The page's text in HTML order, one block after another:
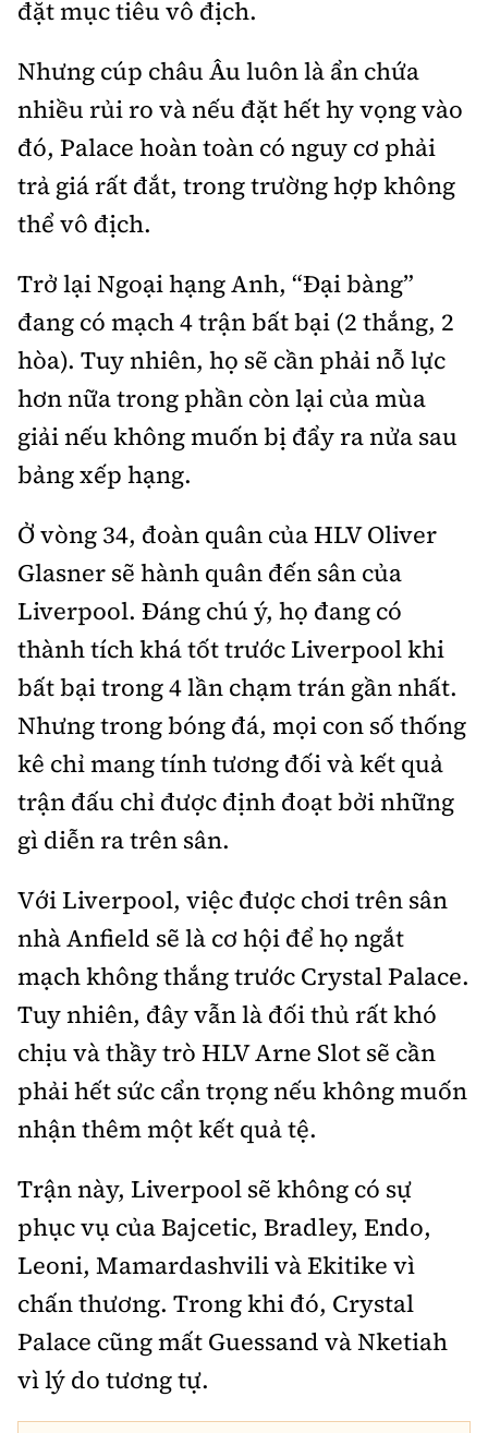
đặt mục tiêu vô địch.
Nhưng cúp châu Âu luôn là ẩn chứa
nhiều rủi ro và nếu đặt hết hy vọng vào
đó, Palace hoàn toàn có nguy cơ phải
trả giá rất đắt, trong trường hợp không
thể vô địch.
Trở lại Ngoại hạng Anh, “Đại bàng”
đang có mạch 4 trận bất bại (2 thắng, 2
hòa). Tuy nhiên, họ sẽ cần phải nỗ lực
hơn nữa trong phần còn lại của mùa
giải nếu không muốn bị đẩy ra nửa sau
bảng xếp hạng.
Ở vòng 34, đoàn quân của HLV Oliver
Glasner sẽ hành quân đến sân của
Liverpool. Đáng chú ý, họ đang có
thành tích khá tốt trước Liverpool khi
bất bại trong 4 lần chạm trán gần nhất.
Nhưng trong bóng đá, mọi con số thống
kê chỉ mang tính tương đối và kết quả
trận đấu chỉ được định đoạt bởi những
gì diễn ra trên sân.
Với Liverpool, việc được chơi trên sân
nhà Anfield sẽ là cơ hội để họ ngắt
mạch không thắng trước Crystal Palace.
Tuy nhiên, đây vẫn là đối thủ rất khó
chịu và thầy trò HLV Arne Slot sẽ cần
phải hết sức cẩn trọng nếu không muốn
nhận thêm một kết quả tệ.
Trận này, Liverpool sẽ không có sự
phục vụ của Bajcetic, Bradley, Endo,
Leoni, Mamardashvili và Ekitike vì
chấn thương. Trong khi đó, Crystal
Palace cũng mất Guessand và Nketiah
vì lý do tương tự.